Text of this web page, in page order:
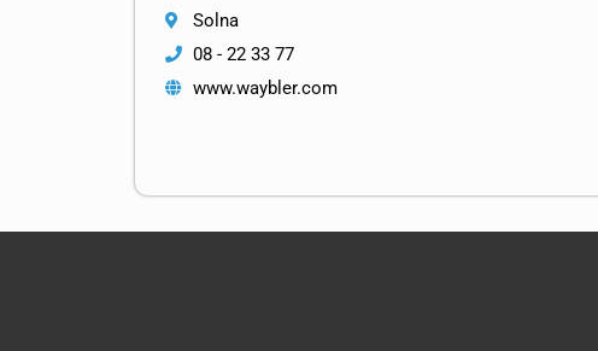
Solna
08 - 22 33 77
www.waybler.com